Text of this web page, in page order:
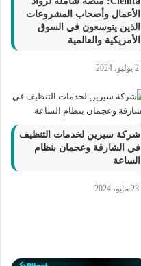
الأعمال وأصحاب المشروعات
الذين يتوسعون في السوق
الأمريكية والعالمية
2 يوليو، 2024
شركة سيرين لخدمات التنظيف
في الشارقة وعجمان بنظام
الساعة
23 مايو، 2024